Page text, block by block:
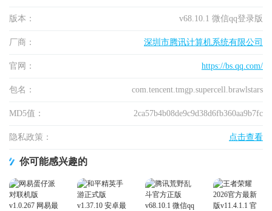
版本： v68.10.1 微信qq登录版
厂商： 深圳市腾讯计算机系统有限公司
官网： https://bs.qq.com/
包名： com.tencent.tmgp.supercell.brawlstars
MD5值： 2ca57b4b08de9c9d38d6fb360aa9b7fc
隐私政策： 点击查看
你可能感兴趣的